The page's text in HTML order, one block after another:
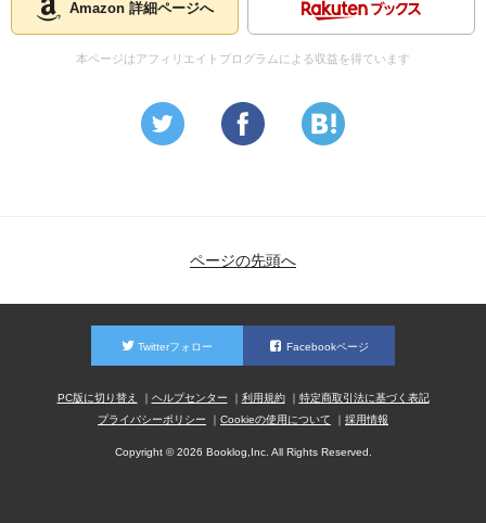
Amazon 詳細ページへ
本ページはアフィリエイトプログラムによる収益を得ています
ページの先頭へ
Twitterフォロー Facebookページ
PC版に切り替え ヘルプセンター 利用規約
特定商取引法に基づく表記
プライバシーポリシー
Cookieの使用について 採用情報
Copyright © 2026 Booklog,Inc. All Rights Reserved.